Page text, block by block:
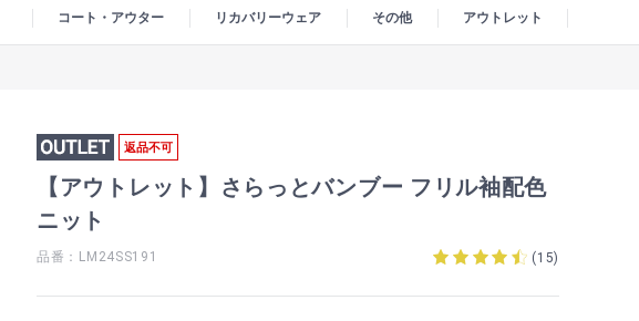
コート・アウター リカバリーウェア その他 アウトレット
返品不可
【アウトレット】さらっとバンブー フリル袖配色
ニット
品番：LM24SS191 (15)